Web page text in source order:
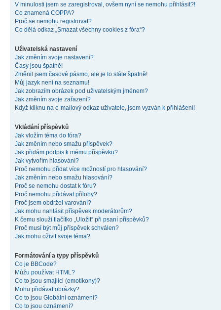
V minulosti jsem se zaregistroval, ovšem nyní se nemohu přihlásit?!
Co znamená COPPA?
Proč se nemohu registrovat?
Co dělá odkaz „Smazat všechny cookies z fóra“?
Uživatelská nastavení
Jak změním svoje nastavení?
Časy jsou špatně!
Změnil jsem časové pásmo, ale je to stále špatně!
Můj jazyk není na seznamu!
Jak zobrazím obrázek pod uživatelským jménem?
Jak změním svoje zařazení?
Když kliknu na e-mailový odkaz uživatele, jsem vyzván k přihlášení!
Vkládání příspěvků
Jak vložím téma do fóra?
Jak změním nebo smažu příspěvek?
Jak přidám podpis k mému příspěvku?
Jak vytvořím hlasování?
Proč nemohu přidat více možností pro hlasování?
Jak změním nebo smažu hlasování?
Proč se nemohu dostat k fóru?
Proč nemohu přidávat přílohy?
Proč jsem obdržel varování?
Jak mohu nahlásit příspěvek moderátorům?
K čemu slouží tlačítko „Uložit“ při psaní příspěvků?
Proč musí být můj příspěvek schválen?
Jak mohu oživit svoje téma?
Formátování a typy příspěvků
Co je BBCode?
Můžu používat HTML?
Co to jsou smajlíci (emotikony)?
Mohu přidávat obrázky?
Co to jsou Globální oznámení?
Co to jsou oznámení?